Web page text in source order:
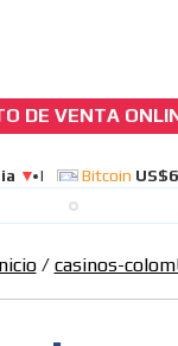
DE VENTA
los casinos
/ casinos-